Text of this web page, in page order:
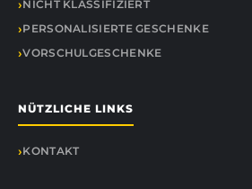
NICHT KLASSIFIZIERT
PERSONALISIERTE GESCHENKE
VORSCHULGESCHENKE
NÜTZLICHE LINKS
KONTAKT